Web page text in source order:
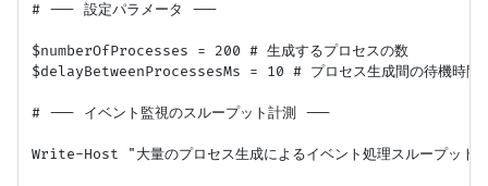
# --- 設定パラメータ ---
$numberOfProcesses = 200 # 生成するプロセスの数
$delayBetweenProcessesMs = 10 # プロセス生成間の待機時
# --- イベント監視のスループット計測 ---
Write-Host "大量のプロセス生成によるイベント処理スループ